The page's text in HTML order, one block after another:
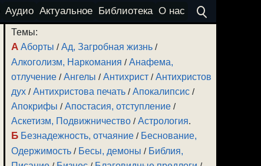
Аудио Актуальное Библиотека О нас
Темы:
А Аборты /Ад, Загробная жизнь /
Алкоголизм, Наркомания /Анафема,
отлучение /Ангелы /Антихрист /Антихристов
дух /Антихристова печать /Апокалипсис /
Апокрифы /Апостасия, отступление /
Аскетизм, Подвижничество /Астрология.
Б Безнадежность, отчаяние / Беснование,
Одержимость / Бесы, демоны / Библия,